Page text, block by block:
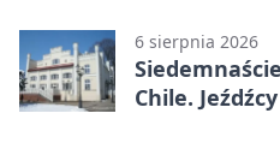
6 sierpnia 2026
Chile.